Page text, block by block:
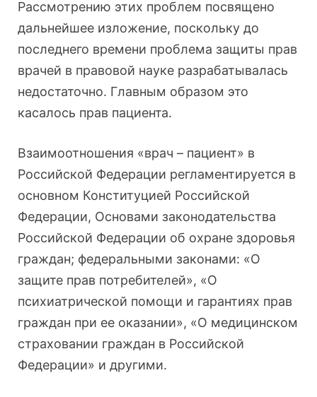
Рассмотрению этих проблем посвящено
дальнейшее изложение, поскольку до
последнего времени проблема защиты прав
врачей в правовой науке разрабатывалась
недостаточно. Главным образом это
касалось прав пациента.
Взаимоотношения «врач – пациент» в
Российской Федерации регламентируется в
основном Конституцией Российской
Федерации, Основами законодательства
Российской Федерации об охране здоровья
граждан; федеральными законами: «О
защите прав потребителей», «О
психиатрической помощи и гарантиях прав
граждан при ее оказании», «О медицинском
страховании граждан в Российской
Федерации» и другими.